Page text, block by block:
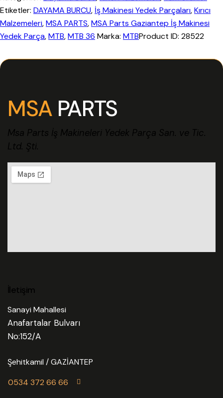
Etiketler: DAYAMA BURCU, İş Makinesi Yedek Parçaları,Kırıcı
Malzemeleri,MSA PARTS,MSA Parts Gaziantep İş Makinesi
Yedek Parça,MTB,MTB 36 Marka: MTBProduct ID: 28522
MSA PARTS
Msa Parts İş Makineleri Yedek Parça San. ve Tic.
Ltd. Şti.
İletişim
Sanayi Mahallesi
Anafartalar Bulvarı
No:152/A
Şehitkamil / GAZİANTEP
0534 372 66 66